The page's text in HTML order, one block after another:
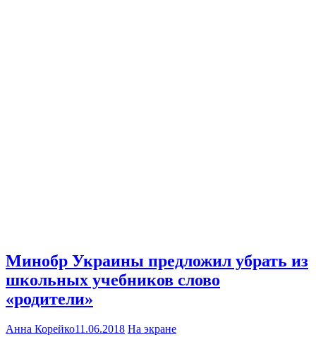
Минобр Украины предложил убрать из
школьных учебников слово
«родители»
Анна Корейко11.06.2018 На экране